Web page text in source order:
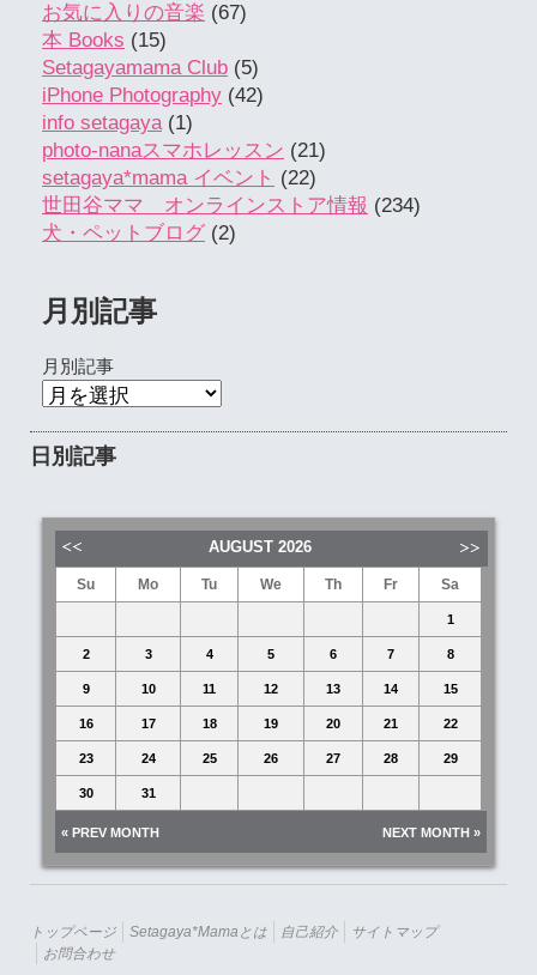
お気に入りの音楽 (67)
本 Books (15)
Setagayamama Club (5)
iPhone Photography (42)
info setagaya(1)
photo-nanaスマホレッスン (21)
setagaya*mama イベント (22)
世田谷ママ オンラインストア情報 (234)
犬・ペットブログ (2)
月別記事
月別記事
日別記事
AUGUST 2026
Su Mo Tu We Th Fr Sa
1
2 3 4 5 6 7 8
9 10 11 12 13 14 15
16 17 18 19 20 21 22
23 24 25 26 27 28 29
30 31
« PREV MONTH NEXT MONTH »
トップページ Setagaya*mamaとは 自己紹介
サイトマップ
お問合わせ